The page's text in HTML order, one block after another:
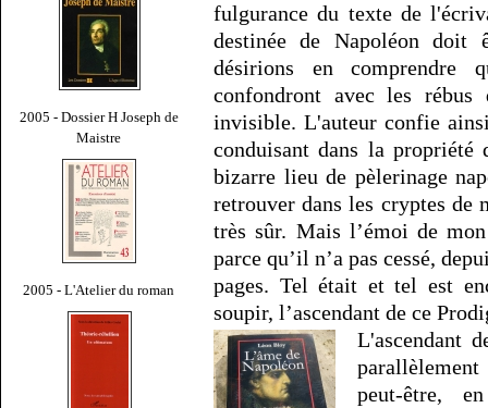
2005 - Dossier H Joseph de
Maistre
2005 - L'Atelier du roman
fulgurance du texte de
destinée de Napoléon doit
désirions en comprendre
confondront avec les rébus
invisible. L'auteur confie
conduisant dans la propriété
bizarre lieu de pèlerinage
retrouver dans les cryptes de
très sûr. Mais l’émoi de
parce qu’il n’a pas cessé,
pages. Tel était et tel est
soupir, l’ascendant de ce
L'ascendant
peut-être,